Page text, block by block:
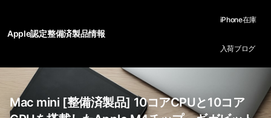
Apple認定整備済製品情報
iPhone在庫
入荷ブログ
Mac mini [整備済製品] 10コアCPUと10コア